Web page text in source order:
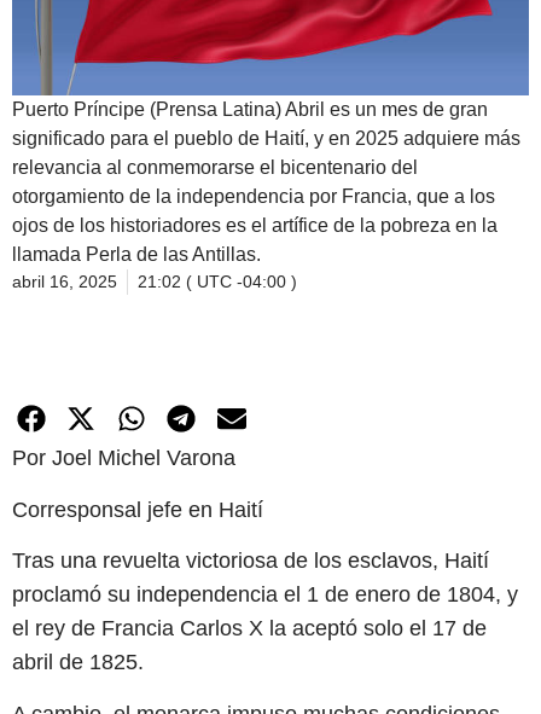
Puerto Príncipe (Prensa Latina) Abril es un mes de gran
significado para el pueblo de Haití, y en 2025 adquiere más
relevancia al conmemorarse el bicentenario del
otorgamiento de la independencia por Francia, que a los
ojos de los historiadores es el artífice de la pobreza en la
llamada Perla de las Antillas.
abril 16, 2025 21:02 ( UTC -04:00 )
Por Joel Michel Varona
Corresponsal jefe en Haití
Tras una revuelta victoriosa de los esclavos, Haití
proclamó su independencia el 1 de enero de 1804, y
el rey de Francia Carlos X la aceptó solo el 17 de
abril de 1825.